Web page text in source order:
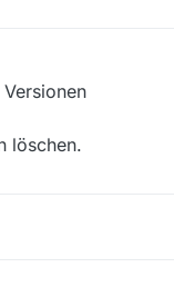
löschen.